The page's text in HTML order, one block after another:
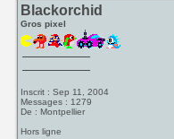
Blackorchid
Gros pixel
Inscrit : Sep 11, 2004
Messages : 1279
De : Montpellier
Hors ligne